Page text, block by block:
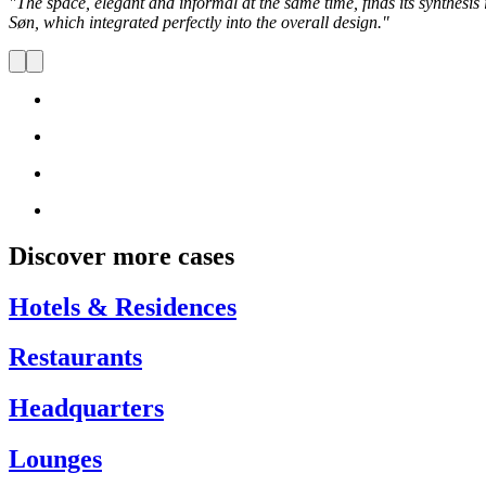
Søn, which integrated perfectly into the overall design."
Discover more cases
Hotels & Residences
Restaurants
Headquarters
Lounges